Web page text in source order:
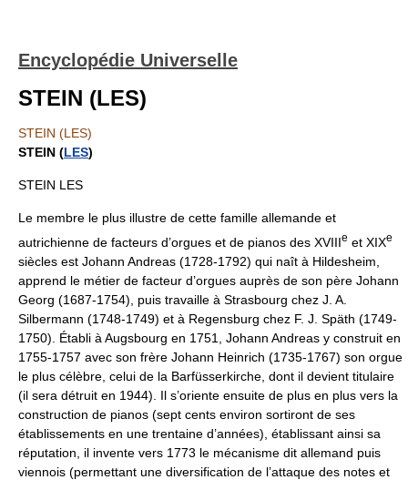
Encyclopédie Universelle
STEIN (LES)
STEIN (LES)
STEIN (LES)
STEIN LES
Le membre le plus illustre de cette famille allemande et
autrichienne de facteurs d’orgues et de pianos des XVIIIe et XIXe
siècles est Johann Andreas (1728-1792) qui naît à Hildesheim,
apprend le métier de facteur d’orgues auprès de son père Johann
Georg (1687-1754), puis travaille à Strasbourg chez J. A.
Silbermann (1748-1749) et à Regensburg chez F. J. Späth (1749-
1750). Établi à Augsbourg en 1751, Johann Andreas y construit en
1755-1757 avec son frère Johann Heinrich (1735-1767) son orgue
le plus célèbre, celui de la Barfüsserkirche, dont il devient titulaire
(il sera détruit en 1944). Il s’oriente ensuite de plus en plus vers la
construction de pianos (sept cents environ sortiront de ses
établissements en une trentaine d’années), établissant ainsi sa
réputation, il invente vers 1773 le mécanisme dit allemand puis
viennois (permettant une diversification de l’attaque des notes et